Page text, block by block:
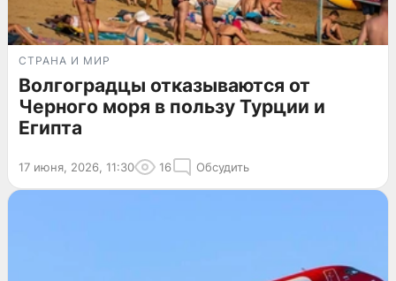
СТРАНА И МИР
Волгоградцы отказываются от
Черного моря в пользу Турции и
Египта
17 июня, 2026, 11:30 16 Обсудить